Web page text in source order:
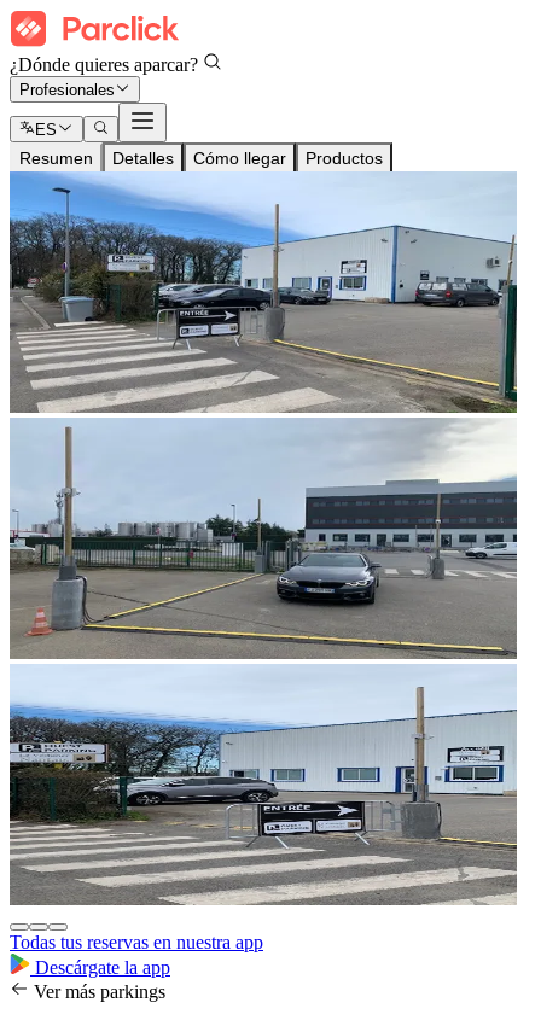
¿Dónde quieres aparcar?
Profesionales
ES
Resumen Detalles Cómo llegar Productos
Todas tus reservas en nuestra app
Descárgate la app
Ver más parkings